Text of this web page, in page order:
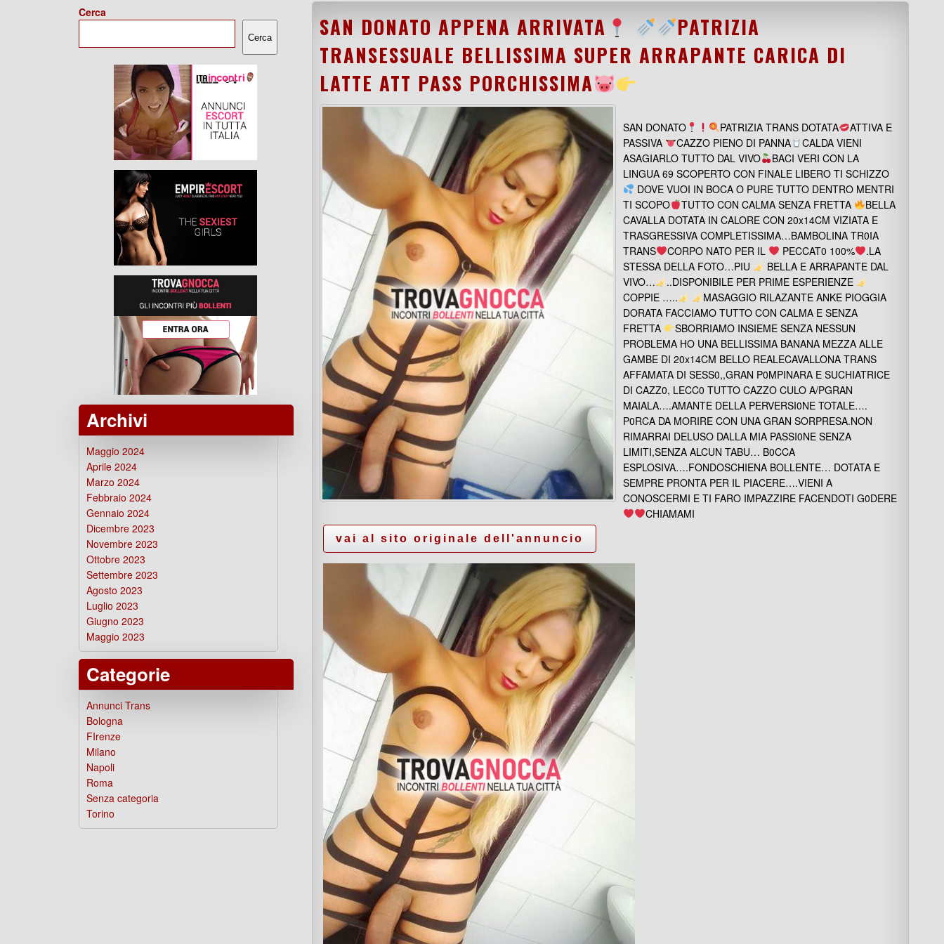
SAN DONATO APPENA ARRIVATA
PATRIZIA
TRANSESSUALE BELLISSIMA SUPER ARRAPANTE CARICA DI
LATTE ATT PASS PORCHISSIMA
SAN DONATO PATRIZIA TRANS DOTATA
ATTIVA E
PASSIVA
CAZZO PIENO DI PANNA
CALDA VIENI
ASAGIARLO TUTTO DAL VIVO
BACI VERI CON LA
LINGUA 69 SCOPERTO CON FINALE LIBERO TI SCHIZZO
DOVE VUOI IN BOCA O PURE TUTTO DENTRO MENTRI
TI SCOPO
TUTTO CON CALMA SENZA FRETTA
BELLA
CAVALLA DOTATA IN CALORE CON 20x14CM VIZIATA E
TRASGRESSIVA COMPLETISSIMA…BAMBOLINA TR0IA
TRANS
CORPO NATO PER IL PECCAT0 100%
.LA
STESSA DELLA FOTO…PIU
BELLA E ARRAPANTE DAL
VIVO…
..DISPONIBILE PER PRIME ESPERIENZE
COPPIE …..
MASAGGIO RILAZANTE ANKE PIOGGIA
DORATA FACCIAMO TUTTO CON CALMA E SENZA
FRETTA
SBORRIAMO INSIEME SENZA NESSUN
PROBLEMA HO UNA BELLISSIMA BANANA MEZZA ALLE
GAMBE DI 20x14CM BELLO REALECAVALLONA TRANS
AFFAMATA DI SESS0,,GRAN P0MPINARA E SUCHIATRICE
DI CAZZ0, LECC0 TUTTO CAZZO CULO A/PGRAN
MAIALA….AMANTE DELLA PERVERSI0NE TOTALE….
P0RCA DA MORIRE CON UNA GRAN SORPRESA.NON
RIMARRAI DELUSO DALLA MIA PASSI0NE SENZA
LIMITI,SENZA ALCUN TABU… B0CCA
ESPLOSIVA….FONDOSCHIENA BOLLENTE… DOTATA E
SEMPRE PRONTA PER IL PIACERE….VIENI A
CONOSCERMI E TI FARO IMPAZZIRE FACENDOTI G0DERE
CHIAMAMI
Cerca
Cerca
Archivi
Maggio 2024
Aprile 2024
Marzo 2024
Febbraio 2024
Gennaio 2024
Dicembre 2023
Novembre 2023
Ottobre 2023
Settembre 2023
Agosto 2023
Luglio 2023
Giugno 2023
Maggio 2023
Categorie
Annunci Trans
Bologna
FIrenze
Milano
Napoli
Roma
Senza categoria
Torino